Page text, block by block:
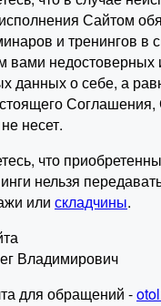
Сайтом
и тренингов в
вами недостоверных
данных о себе, а
Соглашения,
несет.
что
нельзя
или складчины.
Владимирович
для обращений -